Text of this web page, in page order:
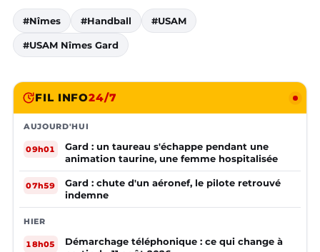
#Nîmes #Handball #USAM
#USAM Nîmes Gard
FIL INFO24/7
AUJOURD'HUI
09h01
Gard : un taureau s'échappe pendant une
animation taurine, une femme hospitalisée
07h59
Gard : chute d'un aéronef, le pilote retrouvé
indemne
HIER
18h05
Démarchage téléphonique : ce qui change à